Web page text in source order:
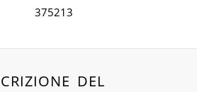
375213
DEL